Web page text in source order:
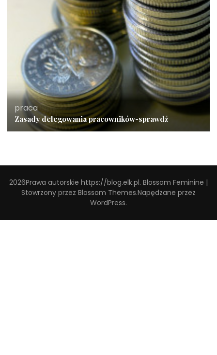
praca
Zasady delegowania pracowników-sprawdź
2026Prawa autorskie https://blog.elk.pl. Blossom Feminine |
Stowrzony przez Blossom Themes.Napędzane przez
WordPress.